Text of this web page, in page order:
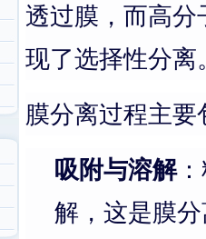
透过膜，而高
现了选择性分离
膜分离过程主
吸附与溶解
解，这是膜